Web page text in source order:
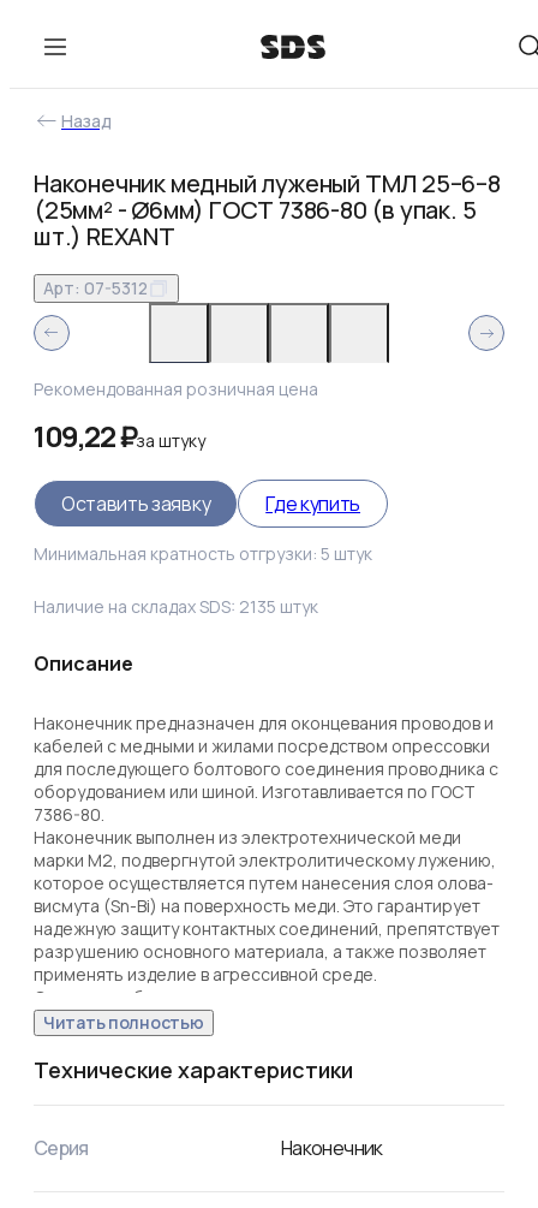
Назад
Наконечник медный луженый ТМЛ 25–6–8
(25мм² - Ø6мм) ГОСТ 7386-80 (в упак. 5
шт.) REXANT
Арт: 07-5312
Рекомендованная розничная цена
109,22 ₽заштуку
Оставить заявку Где купить
Минимальная кратность отгрузки: 5 штук
Наличие на складах SDS: 2135 штук
Описание
Наконечник предназначен для оконцевания проводов и
кабелей с медными и жилами посредством опрессовки
для последующего болтового соединения проводника с
оборудованием или шиной. Изготавливается по ГОСТ
7386-80.
Наконечник выполнен из электротехнической меди
марки М2, подвергнутой электролитическому лужению,
которое осуществляется путем нанесения слоя олова-
висмута (Sn-Bi) на поверхность меди. Это гарантирует
надежную защиту контактных соединений, препятствует
разрушению основного материала, а также позволяет
применять изделие в агрессивной среде.
Структура обозначения:
Т — Труба — полуфабрикат, из которого изготовлен
наконечник;
М — Медь — материал, из которого изготовлен
Л — Луженый — покрытие;
6 — диаметр контактного стержня, мм;
Читать полностью
Технические характеристики
Серия Наконечник